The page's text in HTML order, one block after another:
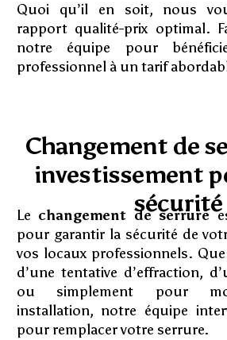
Quoi qu’il en soit, nous
rapport qualité-prix optimal.
notre équipe pour
professionnel à un tarif
Changement de
investissement
sécurité
Le changement de serrure
pour garantir la sécurité de
vos locaux professionnels.
d’une tentative d’effraction,
ou simplement pour
installation, notre équipe
pour remplacer votre serrure.